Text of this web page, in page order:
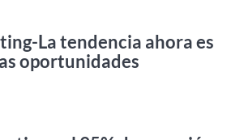
La tendencia ahora es
oportunidades